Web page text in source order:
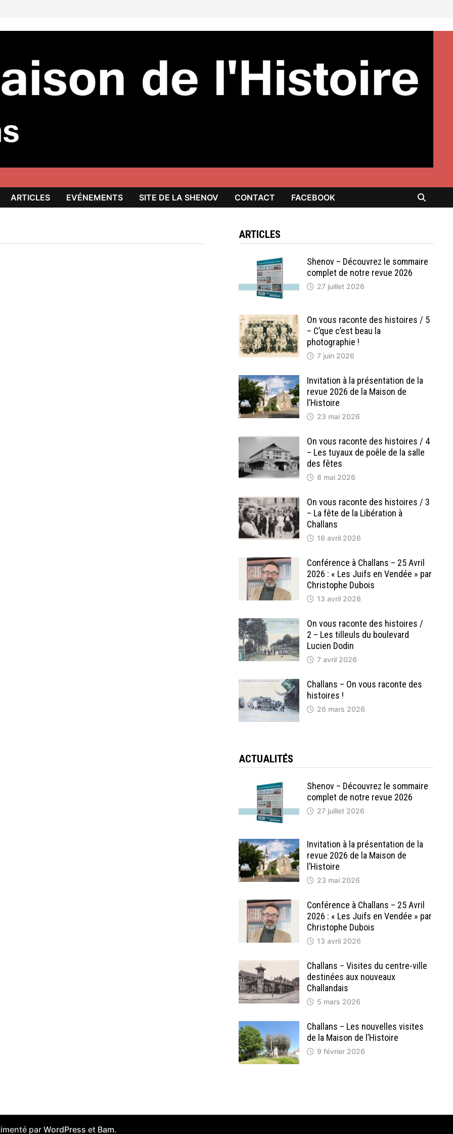
ARTICLES EVÉNEMENTS SITE DE LA SHENOV CONTACT FACEBOOK
ARTICLES
Shenov – Découvrez le sommaire
complet de notre revue 2026
27 juillet 2026
On vous raconte des histoires / 5
– C’que c’est beau la
photographie !
7 juin 2026
Invitation à la présentation de la
revue 2026 de la Maison de
l’Histoire
23 mai 2026
On vous raconte des histoires / 4
– Les tuyaux de poêle de la salle
des fêtes
8 mai 2026
On vous raconte des histoires / 3
– La fête de la Libération à
Challans
16 avril 2026
Conférence à Challans – 25 Avril
2026 : « Les Juifs en Vendée » par
Christophe Dubois
13 avril 2026
On vous raconte des histoires /
2 – Les tilleuls du boulevard
Lucien Dodin
7 avril 2026
Challans – On vous raconte des
histoires !
26 mars 2026
ACTUALITÉS
Shenov – Découvrez le sommaire
complet de notre revue 2026
27 juillet 2026
Invitation à la présentation de la
revue 2026 de la Maison de
l’Histoire
23 mai 2026
Conférence à Challans – 25 Avril
2026 : « Les Juifs en Vendée » par
Christophe Dubois
13 avril 2026
Challans – Visites du centre-ville
destinées aux nouveaux
Challandais
5 mars 2026
Challans – Les nouvelles visites
de la Maison de l’Histoire
9 février 2026
parWordPress et Bam.